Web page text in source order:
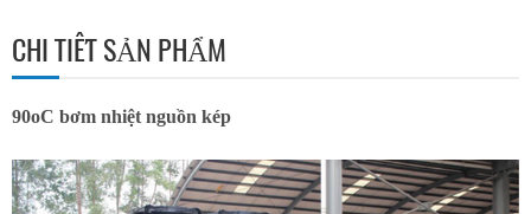
CHI TIẾT SẢN PHẨM
90oC bơm nhiệt nguồn kép